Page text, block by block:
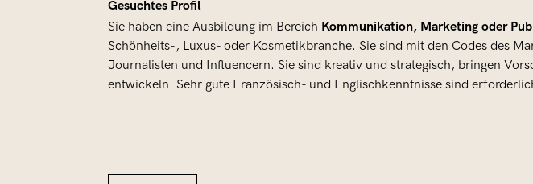
Gesuchtes Profil
Sie haben eine Ausbildung im Bereich Kommunikation, Marketing oder
Schönheits-, Luxus- oder Kosmetikbranche. Sie sind mit den Codes des
Journalisten und Influencern. Sie sind kreativ und strategisch, bringen
entwickeln. Sehr gute Französisch- und Englischkenntnisse sind